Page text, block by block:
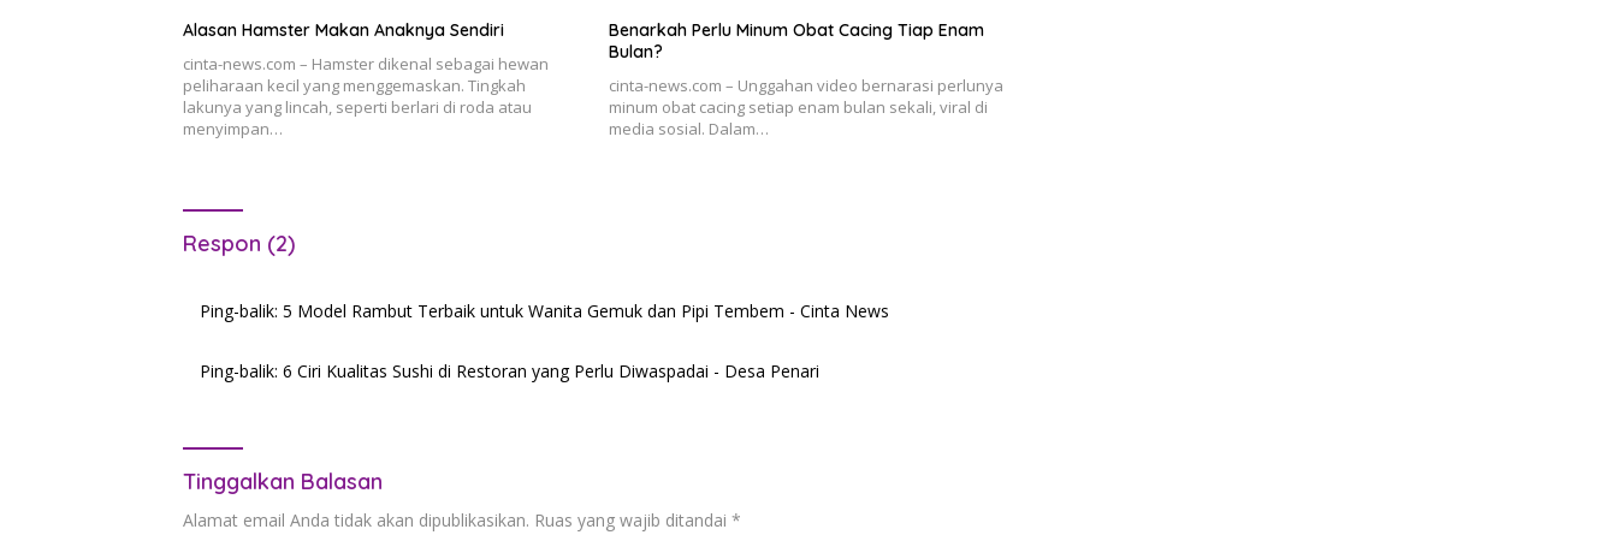
Alasan Hamster Makan Anaknya Sendiri
cinta-news.com – Hamster dikenal sebagai hewan
peliharaan kecil yang menggemaskan. Tingkah
lakunya yang lincah, seperti berlari di roda atau
menyimpan…
Benarkah Perlu Minum Obat Cacing Tiap Enam
Bulan?
cinta-news.com – Unggahan video bernarasi perlunya
minum obat cacing setiap enam bulan sekali, viral di
media sosial. Dalam…
Respon (2)
Ping-balik: 5 Model Rambut Terbaik untuk Wanita Gemuk dan Pipi Tembem - Cinta News
Ping-balik: 6 Ciri Kualitas Sushi di Restoran yang Perlu Diwaspadai - Desa Penari
Tinggalkan Balasan
Alamat email Anda tidak akan dipublikasikan. Ruas yang wajib ditandai *